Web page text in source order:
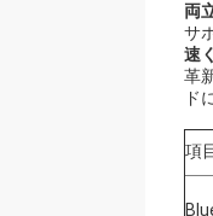
両
サ
速
革
ド
項